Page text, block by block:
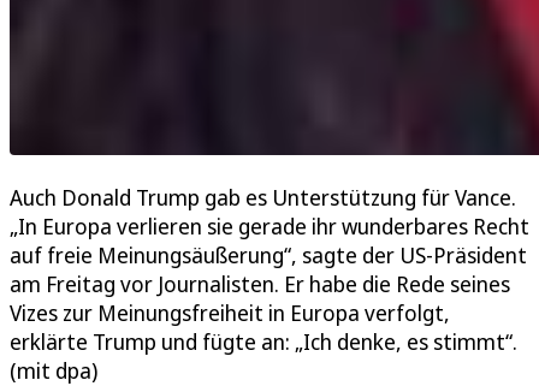
Auch Donald Trump gab es Unterstützung für Vance.
„In Europa verlieren sie gerade ihr wunderbares Recht
auf freie Meinungsäußerung“, sagte der US-Präsident
am Freitag vor Journalisten. Er habe die Rede seines
Vizes zur Meinungsfreiheit in Europa verfolgt,
erklärte Trump und fügte an: „Ich denke, es stimmt“.
(mit dpa)